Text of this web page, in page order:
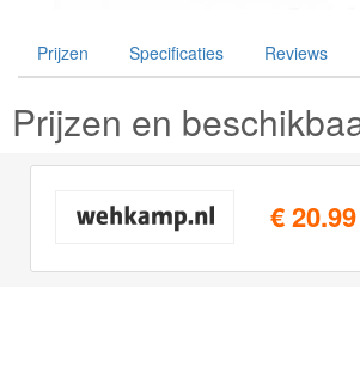
Prijzen Specificaties Reviews
Prijzen en
€ 20.99